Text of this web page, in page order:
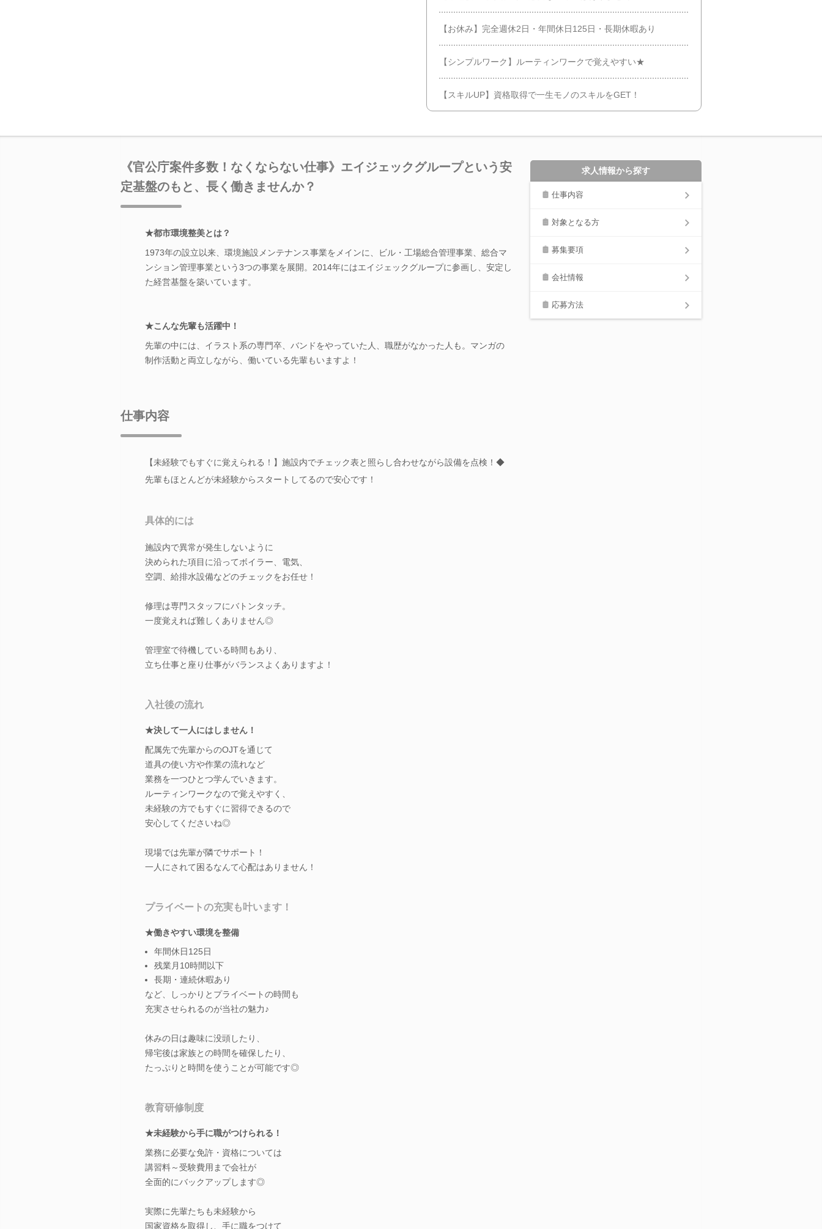
【お休み】完全週休2日・年間休日125日・長期休暇あり
【シンプルワーク】ルーティンワークで覚えやすい★
【スキルUP】資格取得で一生モノのスキルをGET！
《官公庁案件多数！なくならない仕事》エイジェックグループという安
定基盤のもと、長く働きませんか？
★都市環境整美とは？
1973年の設立以来、環境施設メンテナンス事業をメインに、ビル・工場総合管理事業、総合マ
ンション管理事業という3つの事業を展開。2014年にはエイジェックグループに参画し、安定し
た経営基盤を築いています。
★こんな先輩も活躍中！
先輩の中には、イラスト系の専門卒、バンドをやっていた人、職歴がなかった人も。マンガの
制作活動と両立しながら、働いている先輩もいますよ！
仕事内容
【未経験でもすぐに覚えられる！】施設内でチェック表と照らし合わせながら設備を点検！◆
先輩もほとんどが未経験からスタートしてるので安心です！
具体的には
施設内で異常が発生しないように
決められた項目に沿ってボイラー、電気、
空調、給排水設備などのチェックをお任せ！
修理は専門スタッフにバトンタッチ。
一度覚えれば難しくありません◎
管理室で待機している時間もあり、
立ち仕事と座り仕事がバランスよくありますよ！
入社後の流れ
★決して一人にはしません！
配属先で先輩からのOJTを通じて
道具の使い方や作業の流れなど
業務を一つひとつ学んでいきます。
ルーティンワークなので覚えやすく、
未経験の方でもすぐに習得できるので
安心してくださいね◎
現場では先輩が隣でサポート！
一人にされて困るなんて心配はありません！
プライベートの充実も叶います！
★働きやすい環境を整備
年間休日125日
残業月10時間以下
長期・連続休暇あり
など、しっかりとプライベートの時間も
充実させられるのが当社の魅力♪
休みの日は趣味に没頭したり、
帰宅後は家族との時間を確保したり、
たっぷりと時間を使うことが可能です◎
教育研修制度
★未経験から手に職がつけられる！
業務に必要な免許・資格については
講習料～受験費用まで会社が
全面的にバックアップします◎
実際に先輩たちも未経験から
国家資格を取得し、手に職をつけて
求人情報から探す
仕事内容
対象となる方
募集要項
会社情報
応募方法